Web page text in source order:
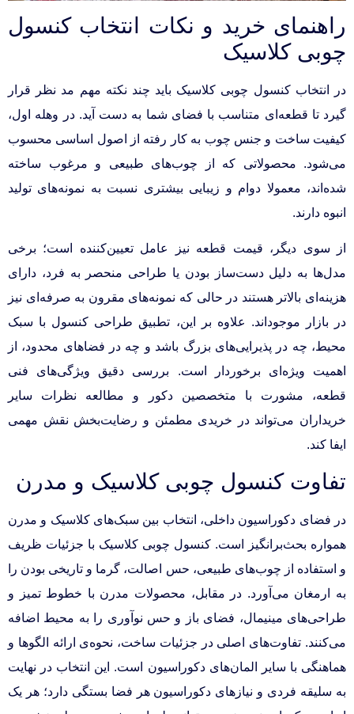
راهنمای خرید و نکات انتخاب کنسول
چوبی کلاسیک
در انتخاب کنسول چوبی کلاسیک باید چند نکته مهم مد نظر قرار
گیرد تا قطعه‌ای متناسب با فضای شما به دست آید. در وهله اول،
کیفیت ساخت و جنس چوب به کار رفته از اصول اساسی محسوب
می‌شود. محصولاتی که از چوب‌های طبیعی و مرغوب ساخته
شده‌اند، معمولا دوام و زیبایی بیشتری نسبت به نمونه‌های تولید
انبوه دارند.
از سوی دیگر، قیمت قطعه نیز عامل تعیین‌کننده است؛ برخی
مدل‌ها به دلیل دست‌ساز بودن یا طراحی منحصر به فرد، دارای
هزینه‌ای بالاتر هستند در حالی که نمونه‌های مقرون به صرفه‌ای نیز
در بازار موجود‌اند. علاوه بر این، تطبیق طراحی کنسول با سبک
محیط، چه در پذیرایی‌های بزرگ باشد و چه در فضاهای محدود، از
اهمیت ویژه‌ای برخوردار است. بررسی دقیق ویژگی‌های فنی
قطعه، مشورت با متخصصین دکور و مطالعه نظرات سایر
خریداران می‌تواند در خریدی مطمئن و رضایت‌بخش نقش مهمی
ایفا کند.
تفاوت کنسول چوبی کلاسیک و مدرن
در فضای دکوراسیون داخلی، انتخاب بین سبک‌های کلاسیک و مدرن
همواره بحث‌برانگیز است. کنسول چوبی کلاسیک با جزئیات ظریف
و استفاده از چوب‌های طبیعی، حس اصالت، گرما و تاریخی بودن را
به ارمغان می‌آورد. در مقابل، محصولات مدرن با خطوط تمیز و
طراحی‌های مینیمال، فضای باز و حس نوآوری را به محیط اضافه
می‌کنند. تفاوت‌های اصلی در جزئیات ساخت، نحوه‌ی ارائه الگوها و
هماهنگی با سایر المان‌های دکوراسیون است. این انتخاب در نهایت
به سلیقه فردی و نیازهای دکوراسیون هر فضا بستگی دارد؛ هر یک